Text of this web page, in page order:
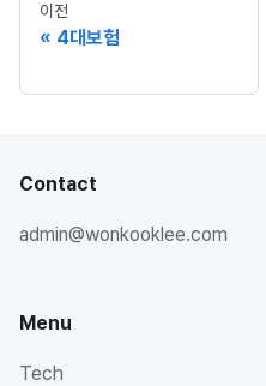
이전
4대보험
Contact
admin@wonkooklee.com
Menu
Tech